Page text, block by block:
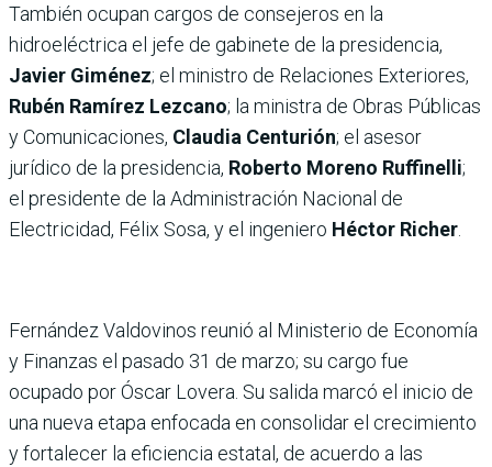
También ocupan cargos de consejeros en la
hidroeléctrica el jefe de gabinete de la presidencia,
Javier Giménez; el ministro de Relaciones Exteriores,
Rubén Ramírez Lezcano; la ministra de Obras Públicas
y Comunicaciones, Claudia Centurión; el asesor
jurídico de la presidencia, Roberto Moreno Ruffinelli;
el presidente de la Administración Nacional de
Electricidad, Félix Sosa, y el ingeniero Héctor Richer.
Fernández Valdovinos reunió al Ministerio de Economía
y Finanzas el pasado 31 de marzo; su cargo fue
ocupado por Óscar Lovera. Su salida marcó el inicio de
una nueva etapa enfocada en consolidar el crecimiento
y fortalecer la eficiencia estatal, de acuerdo a las